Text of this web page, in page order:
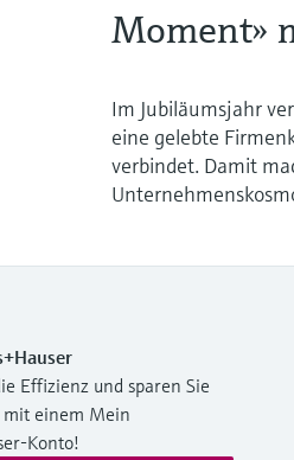
Moment»
Im Jubiläumsjahr
eine gelebte
verbindet. Damit
Effizienz und sparen Sie
einem Mein
Konto!